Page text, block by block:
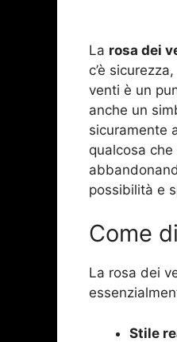
La rosa dei
c’è
venti è un
anche un
sicuramente
qualcosa
possibilità e
Come
La rosa dei
Stile